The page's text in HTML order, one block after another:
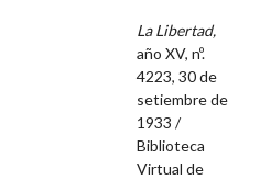
La Libertad,
año XV, nº.
4223, 30 de
setiembre de
1933 /
Biblioteca
Virtual de